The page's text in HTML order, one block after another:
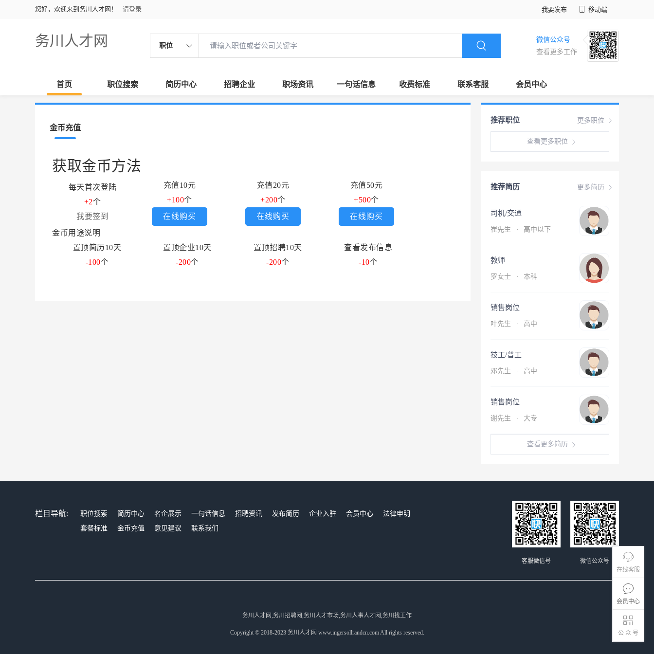
您好，欢迎来到务川人才网！ 请登录 我要发布 移动端
务川人才网 职位
微信公众号
查看更多工作
首页 职位搜索 简历中心 招聘企业 职场资讯 一句话信息 收费标准 联系客服 会员中心
在线客服
会员中心
公 众 号
金币充值
获取金币方法
每天首次登陆
+2个
我要签到
充值10元
+100个
在线购买
充值20元
+200个
在线购买
充值50元
+500个
在线购买
金币用途说明
置顶简历10天
置顶企业10天 置顶招聘10天
查看发布信息
-100个 -200个 -200个 -10个
更多职位
推荐职位
查看更多职位
更多简历
推荐简历
司机/交通
崔先生 · 高中以下
教师
罗女士 · 本科
销售岗位
叶先生 · 高中
技工/普工
邓先生 · 高中
销售岗位
谢先生 · 大专
查看更多简历
栏目导航: 职位搜索 简历中心 名企展示 一句话信息 招聘资讯 发布简历 企业入驻 会员中心
法律申明
套餐标准
金币充值 意见建议 联系我们
微信公众号
客服微信号
务川人才网,务川招聘网,务川人才市场,务川人事人才网,务川找工作
Copyright © 2018-2023 务川人才网 www.ingersollrandcn.com All rights reserved.